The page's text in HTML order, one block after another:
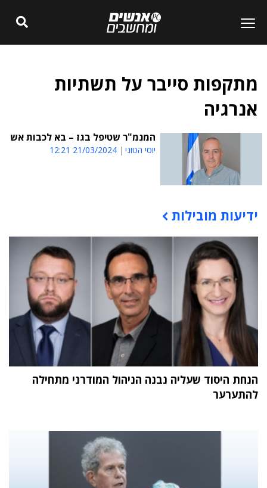
מתקפות סייבר על תשתיות
אנרגיה
המנמ"ר שטיפל בגז – בא לכבות אש
יוסי הטוני 21/03/2024 12:21
תוכן פרסומי
ידיעות מובילות
הנחת היסוד שעליה נבנה הניהול המודרני מתחילה
להתערער